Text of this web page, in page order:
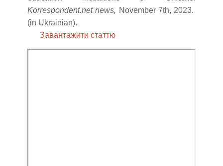
Korrespondent.net news, November 7th, 2023.
(in Ukrainian).
Завантажити статтю